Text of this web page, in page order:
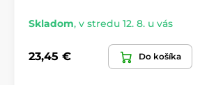
Skladom, v stredu 12. 8. u vás
23,45 € Do košíka